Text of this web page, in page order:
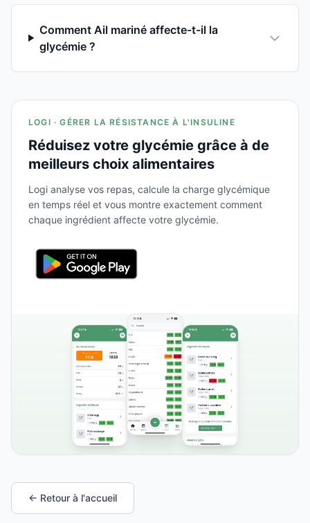
Comment Ail mariné affecte-t-il la
glycémie ?
LOGI · GÉRER LA RÉSISTANCE À L'INSULINE
Réduisez votre glycémie grâce à de
meilleurs choix alimentaires
Logi analyse vos repas, calcule la charge glycémique
en temps réel et vous montre exactement comment
chaque ingrédient affecte votre glycémie.
← Retour à l'accueil